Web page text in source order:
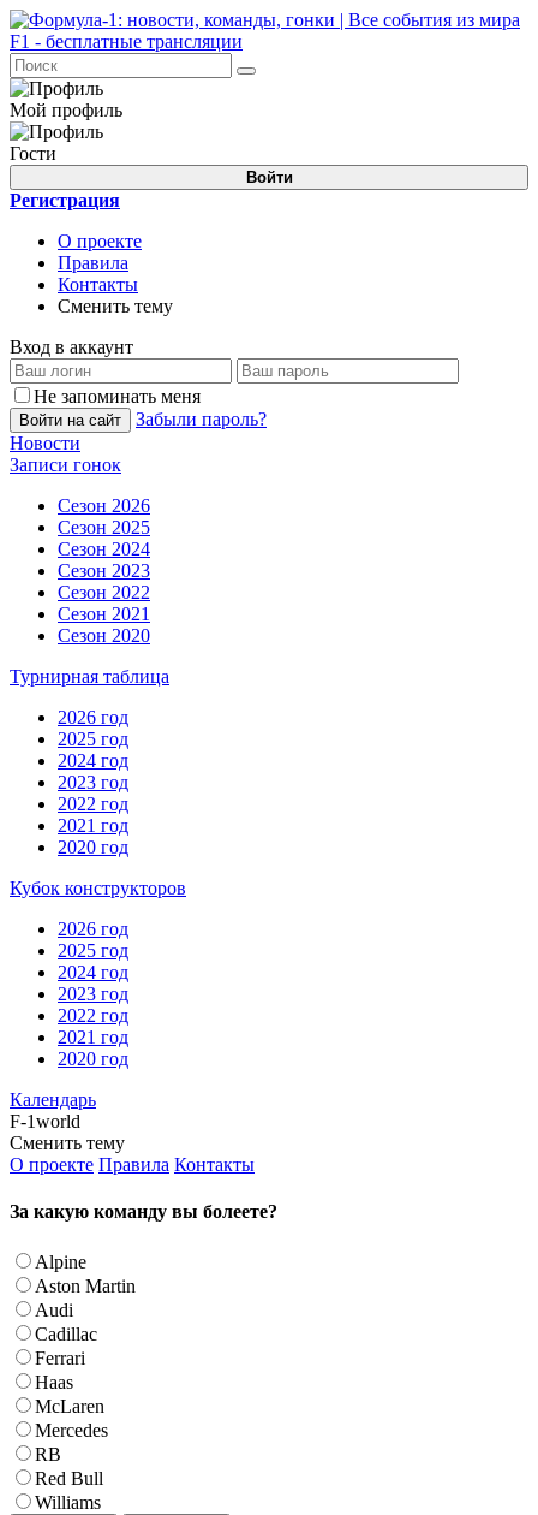
Мой профиль
Гости
Войти
Регистрация
О проекте
Правила
Контакты
Сменить тему
Вход в аккаунт
Не запоминать меня
Войти на сайт
Забыли пароль?
Новости
Записи гонок
Сезон 2026
Сезон 2025
Сезон 2024
Сезон 2023
Сезон 2022
Сезон 2021
Сезон 2020
Турнирная таблица
2026 год
2025 год
2024 год
2023 год
2022 год
2021 год
2020 год
Кубок конструкторов
2026 год
2025 год
2024 год
2023 год
2022 год
2021 год
2020 год
Календарь
F-1world
Сменить тему
О проекте Правила Контакты
За какую команду вы болеете?
Alpine
Aston Martin
Audi
Cadillac
Ferrari
Haas
McLaren
Mercedes
RB
Red Bull
Williams